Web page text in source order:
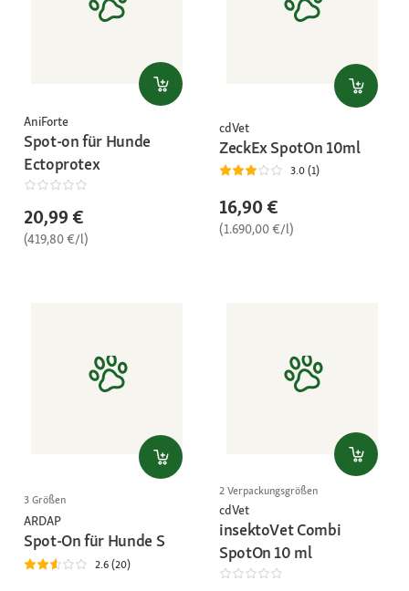
AniForte
Spot-on für Hunde
Ectoprotex
20,99 €
(419,80 €/l)
cdVet
ZeckEx SpotOn 10ml
3.0 (1)
16,90 €
(1.690,00 €/l)
3 Größen
ARDAP
Spot-On für Hunde S
2.6 (20)
2 Verpackungsgrößen
cdVet
insektoVet Combi
SpotOn 10 ml